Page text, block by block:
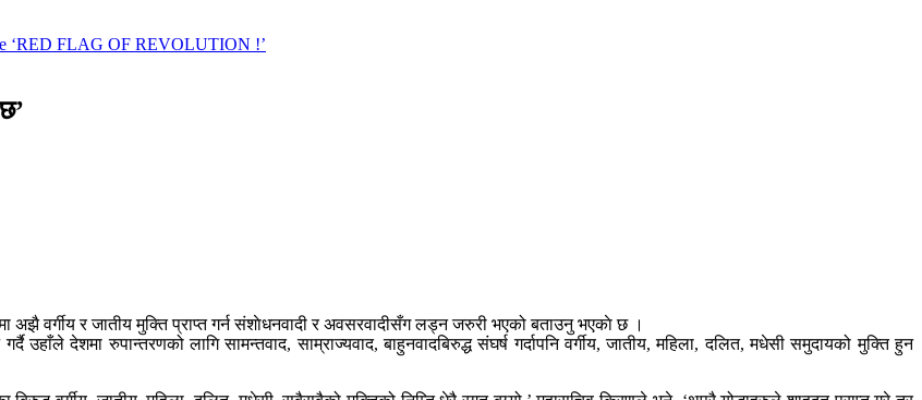
अझै वर्गीय र जातीय मुक्ति प्राप्त गर्न संशाेधनवादी र अवसरवादीसँग लड्न जरुरी भएको बताउनु भएकाे छ ।
उहाँले देशमा रुपान्तरणको लागि सामन्तवाद, साम्राज्यवाद, बाहुनवादबिरुद्ध संघर्ष गर्दापनि वर्गीय, जातीय, महिला, दलित, मधेसी समुदायको मुक्ति हुन